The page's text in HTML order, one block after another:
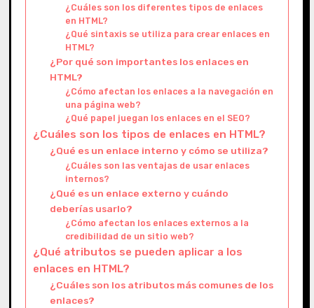
¿Cuáles son los diferentes tipos de enlaces
en HTML?
¿Qué sintaxis se utiliza para crear enlaces en
HTML?
¿Por qué son importantes los enlaces en
HTML?
¿Cómo afectan los enlaces a la navegación en
una página web?
¿Qué papel juegan los enlaces en el SEO?
¿Cuáles son los tipos de enlaces en HTML?
¿Qué es un enlace interno y cómo se utiliza?
¿Cuáles son las ventajas de usar enlaces
internos?
¿Qué es un enlace externo y cuándo
deberías usarlo?
¿Cómo afectan los enlaces externos a la
credibilidad de un sitio web?
¿Qué atributos se pueden aplicar a los
enlaces en HTML?
¿Cuáles son los atributos más comunes de los
enlaces?